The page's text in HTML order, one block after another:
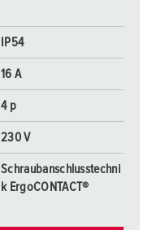
IP54
16 A
4 p
230 V
Schraubanschlusstechni
k ErgoCONTACT®